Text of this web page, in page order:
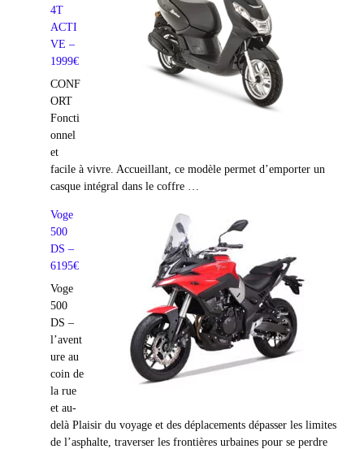
4T
ACTI
VE –
1999€
CONF
ORT
Foncti
onnel
et
facile à vivre. Accueillant, ce modèle permet d’emporter un
casque intégral dans le coffre …
Voge
500
DS –
6195€
Voge
500
DS –
l’avent
ure au
coin de
la rue
et au-
delà Plaisir du voyage et des déplacements dépasser les limites
de l’asphalte, traverser les frontières urbaines pour se perdre